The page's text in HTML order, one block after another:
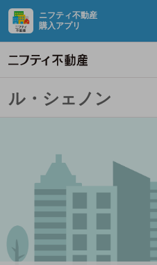
ニフティ不動産
購入アプリ
ル・シェノン